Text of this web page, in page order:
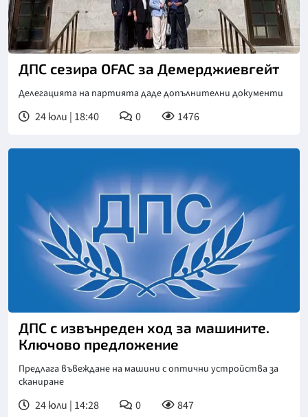
ДПС сезира OFAC за Демерджиевгейт
Делегацията на партията даде допълнителни документи
24 юли | 18:40 0 1476
ДПС с извънреден ход за машините.
Ключово предложение
Предлага въвеждане на машини с оптични устройства за
сканиране
24 юли | 14:28 0 847